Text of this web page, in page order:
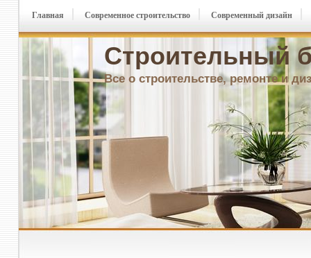
Строительный
Все о строительстве, ремонте и
Главная Современное строительство Современный дизайн